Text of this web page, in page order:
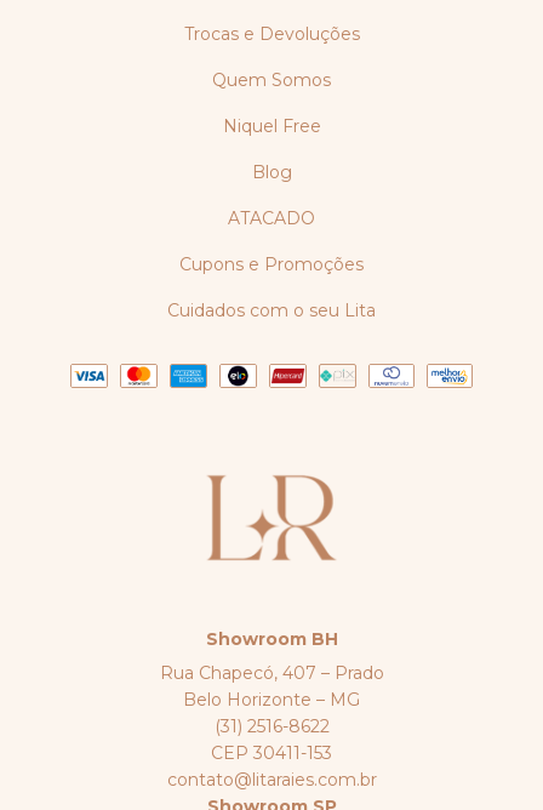
Trocas e Devoluções
Quem Somos
Niquel Free
Blog
ATACADO
Cupons e Promoções
Cuidados com o seu Lita
Showroom BH
Rua Chapecó, 407 – Prado
Belo Horizonte – MG
(31) 2516-8622
CEP 30411-153
contato@litaraies.com.br